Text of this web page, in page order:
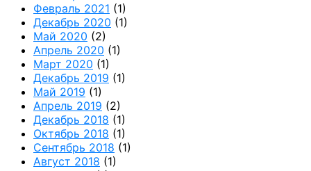
Февраль 2021 (1)
Декабрь 2020 (1)
Май 2020 (2)
Апрель 2020 (1)
Март 2020 (1)
Декабрь 2019 (1)
Май 2019 (1)
Апрель 2019 (2)
Декабрь 2018 (1)
Октябрь 2018 (1)
Сентябрь 2018 (1)
Август 2018 (1)